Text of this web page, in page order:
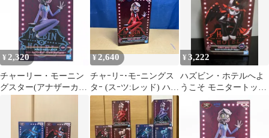
¥ 2,320
チャーリー・モーニン
グスター(アナザーカラ
ップフィギュア〜
Charlie Morningstar〜 プ
¥2,640
チャｰリｰ･モｰニングス
タｰ (スｰツ:レッド) ハズ
ビン･ホテルへようこそ
モニタｰトップフィギュ
ア -Charlie Morningstar-
¥3,222
ハズビン・ホテルへよ
うこそ モニタートップ
フィギュア ハスク